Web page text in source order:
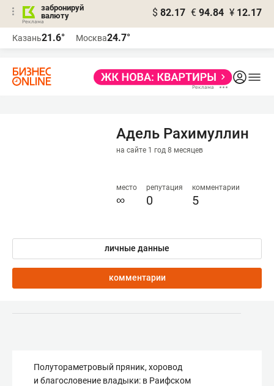
забронируй
валюту
$ 82.17 € 94.84 ¥ 12.17
Казань21.6° Москва24.7°
Адель Рахимуллин
на сайте 1 год 8 месяцев
место
∞
репутация
0
комментарии
5
личные данные
комментарии
Полутораметровый пряник, хоровод
и благословение владыки: в Раифском